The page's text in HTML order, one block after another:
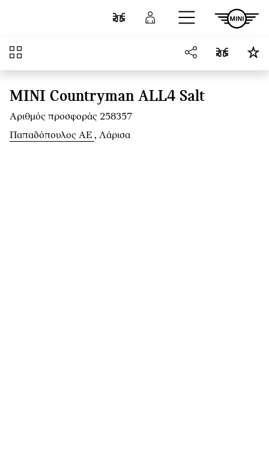
Μετάβαση στο κύριο περιεχόμενο
Σύγκριση Σύνδεση
Επισκόπηση
MINI Countryman ALL4 Salt
Αριθμός προσφοράς 258357
Παπαδόπουλος ΑΕ , Λάρισα